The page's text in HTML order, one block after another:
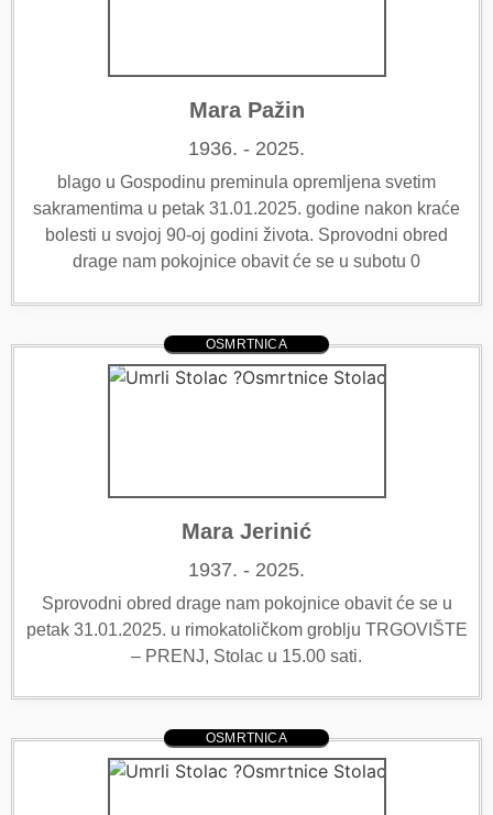
Mara Pažin
1936. - 2025.
blago u Gospodinu preminula opremljena svetim
sakramentima u petak 31.01.2025. godine nakon kraće
bolesti u svojoj 90-oj godini života. Sprovodni obred
drage nam pokojnice obavit će se u subotu 0
OSMRTNICA
Mara Jerinić
1937. - 2025.
Sprovodni obred drage nam pokojnice obavit će se u
petak 31.01.2025. u rimokatoličkom groblju TRGOVIŠTE
– PRENJ, Stolac u 15.00 sati.
OSMRTNICA